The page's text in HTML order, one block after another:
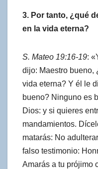
3. Por tanto, ¿qué
en la vida eterna?
S. Mateo 19:16-19:
dijo: Maestro bueno,
vida eterna? Y él le
bueno? Ninguno es
Dios: y si quieres
mandamientos.
matarás: No
falso testimonio:
Amarás a tu prójimo